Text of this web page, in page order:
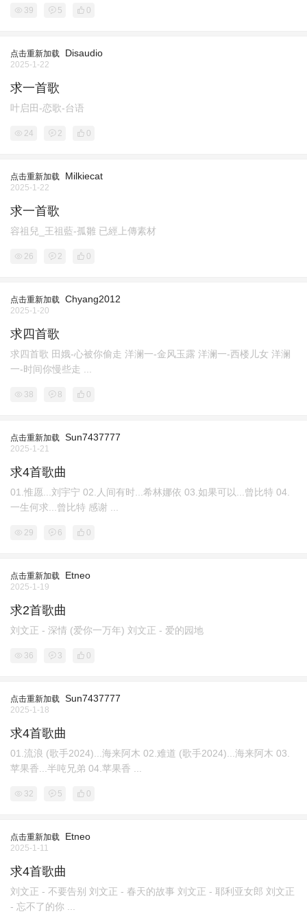
39 5 0
点击重新加载 Disaudio
2025-1-22
求一首歌
叶启田-恋歌-台语
24 2 0
点击重新加载 Milkiecat
2025-1-22
求一首歌
容祖兒_王祖藍-孤雛 已經上傳素材
26 2 0
点击重新加载 Chyang2012
2025-1-20
求四首歌
求四首歌 田娥-心被你偷走 洋澜一-金风玉露 洋澜一-西楼儿女 洋澜
一-时间你慢些走 ...
38 8 0
点击重新加载 Sun7437777
2025-1-21
求4首歌曲
01.惟愿...刘宇宁 02.人间有时...希林娜依 03.如果可以...曾比特 04.
一生何求...曾比特 感谢 ...
29 6 0
点击重新加载 Etneo
2025-1-19
求2首歌曲
刘文正 - 深情 (爱你一万年) 刘文正 - 爱的园地
36 3 0
点击重新加载 Sun7437777
2025-1-18
求4首歌曲
01.流浪 (歌手2024)...海来阿木 02.难道 (歌手2024)...海来阿木 03.
苹果香...半吨兄弟 04.苹果香 ...
32 5 0
点击重新加载 Etneo
2025-1-11
求4首歌曲
刘文正 - 不要告别 刘文正 - 春天的故事 刘文正 - 耶利亚女郎 刘文正
- 忘不了的你 ...